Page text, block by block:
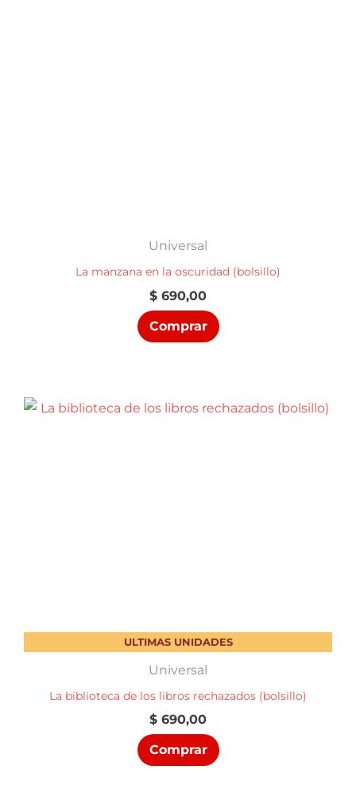
Universal
La manzana en la oscuridad (bolsillo)
$ 690,00
Comprar
ULTIMAS UNIDADES
Universal
La biblioteca de los libros rechazados (bolsillo)
$ 690,00
Comprar